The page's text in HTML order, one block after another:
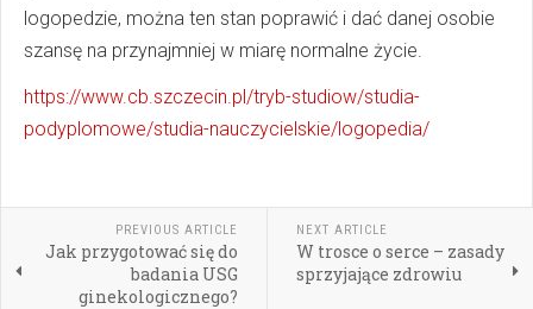
logopedzie, można ten stan poprawić i dać danej osobie
szansę na przynajmniej w miarę normalne życie.
https://www.cb.szczecin.pl/tryb-studiow/studia-
podyplomowe/studia-nauczycielskie/logopedia/
PREVIOUS ARTICLE
Jak przygotować się do
badania USG
ginekologicznego?
NEXT ARTICLE
W trosce o serce – zasady
sprzyjające zdrowiu